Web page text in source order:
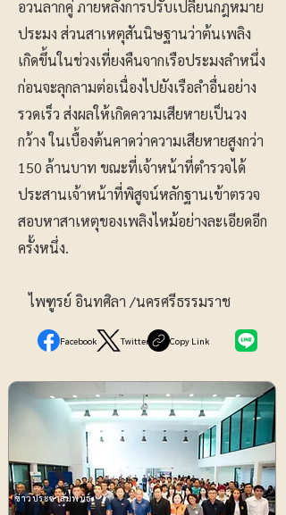
อวนลากคู่ ภายหลังการปรับเปลี่ยนกฎหมาย
ประมง ส่วนสาเหตุสันนิษฐานว่าต้นเพลิง
เกิดขึ้นในช่วงเที่ยงคืนจากเรือประมงลำหนึ่ง
ก่อนจะลุกลามต่อเนื่องไปยังเรือลำอื่นอย่าง
รวดเร็ว ส่งผลให้เกิดความเสียหายเป็นวง
กว้าง ในเบื้องต้นคาดว่าความเสียหายสูงกว่า
150 ล้านบาท ขณะที่เจ้าหน้าที่ตำรวจได้
ประสานเจ้าหน้าที่พิสูจน์หลักฐานเข้าตรวจ
สอบหาสาเหตุของเพลิงไหม้อย่างละเอียดอีก
ครั้งหนึ่ง.
ไพฑูรย์ อินทศิลา /นครศรีธรรมราช
Facebook Twitter Copy Link
ข่าวประชาสัมพันธ์